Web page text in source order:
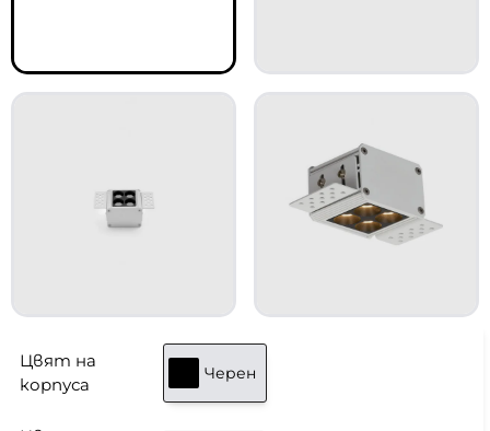
Цвят на
корпуса
Черен